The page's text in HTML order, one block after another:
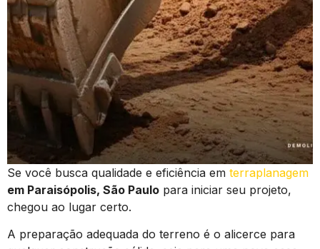
Se você busca qualidade e eficiência em terraplanagem
em Paraisópolis, São Paulo para iniciar seu projeto,
chegou ao lugar certo.
A preparação adequada do terreno é o alicerce para